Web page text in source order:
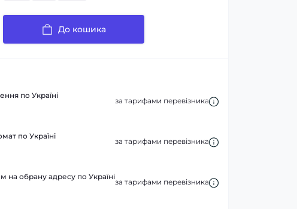
До кошика
по Україні
за тарифами перевізника
по Україні
за тарифами перевізника
на обрану адресу по Україні
за тарифами перевізника